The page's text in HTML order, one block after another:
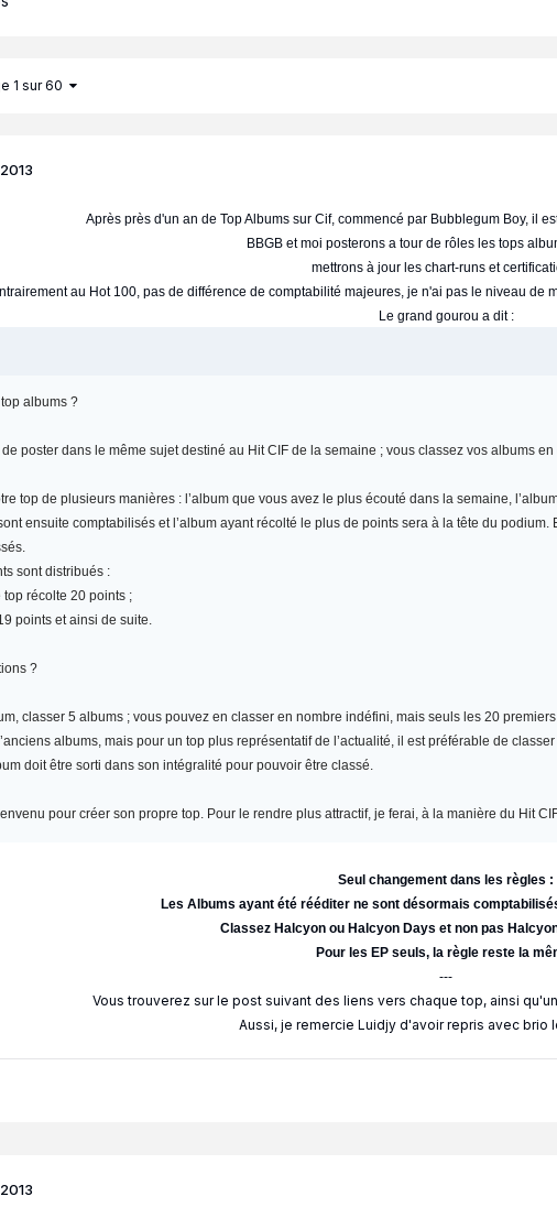
1 sur 60
Après près d'un an de Top Albums sur Cif, commencé par Bubblegum Boy, il
BBGB et moi posterons a tour de rôles les tops
mettrons à jour les chart-runs et
au Hot 100, pas de différence de comptabilité majeures, je n'ai pas le niveau de
Le grand gourou a dit :
albums ?
poster dans le même sujet destiné au Hit CIF de la semaine ; vous classez vos albums
top de plusieurs manières : l’album que vous avez le plus écouté dans la semaine,
ensuite comptabilisés et l’album ayant récolté le plus de points sera à la tête du
sont distribués :
récolte 20 points ;
points et ainsi de suite.
?
classer 5 albums ; vous pouvez en classer en nombre indéfini, mais seuls les 20
albums, mais pour un top plus représentatif de l’actualité, il est préférable de
doit être sorti dans son intégralité pour pouvoir être classé.
pour créer son propre top. Pour le rendre plus attractif, je ferai, à la manière du Hit
Seul changement dans les règles :
Les Albums ayant été rééditer ne sont désormais
Classez Halcyon ou Halcyon Days et non pas
Pour les EP seuls, la règle reste la
---
Vous trouverez sur le post suivant des liens vers chaque top, ainsi
Aussi, je remercie Luidjy d'avoir repris avec brio